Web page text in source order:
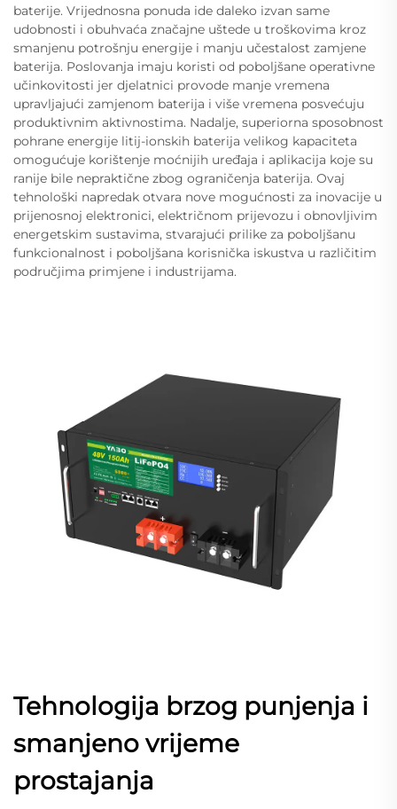
baterije. Vrijednosna ponuda ide daleko izvan same
udobnosti i obuhvaća značajne uštede u troškovima kroz
smanjenu potrošnju energije i manju učestalost zamjene
baterija. Poslovanja imaju koristi od poboljšane operativne
učinkovitosti jer djelatnici provode manje vremena
upravljajući zamjenom baterija i više vremena posvećuju
produktivnim aktivnostima. Nadalje, superiorna sposobnost
pohrane energije litij-ionskih baterija velikog kapaciteta
omogućuje korištenje moćnijih uređaja i aplikacija koje su
ranije bile nepraktične zbog ograničenja baterija. Ovaj
tehnološki napredak otvara nove mogućnosti za inovacije u
prijenosnoj elektronici, električnom prijevozu i obnovljivim
energetskim sustavima, stvarajući prilike za poboljšanu
funkcionalnost i poboljšana korisnička iskustva u različitim
područjima primjene i industrijama.
Tehnologija brzog punjenja i
smanjeno vrijeme
prostaјanja